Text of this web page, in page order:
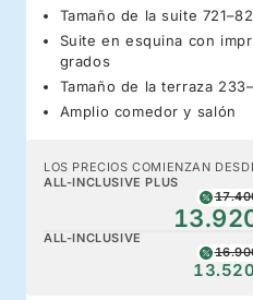
Tamaño de la suite
Suite en esquina con
grados
Tamaño de la terraza
Amplio comedor y salón
LOS PRECIOS COMIENZAN
ALL-INCLUSIVE PLUS
ALL-INCLUSIVE